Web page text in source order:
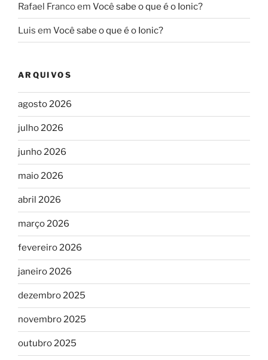
Rafael Francoem Você sabe o que é o Ionic?
Luis em Você sabe o que é o Ionic?
ARQUIVOS
agosto 2026
julho 2026
junho 2026
maio 2026
abril 2026
março 2026
fevereiro 2026
janeiro 2026
dezembro 2025
novembro 2025
outubro 2025